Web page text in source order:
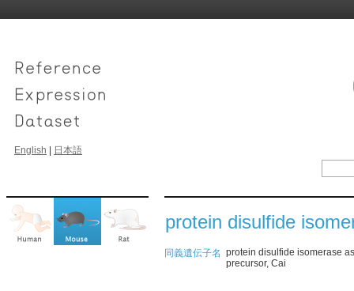
English 日本語
protein disulfide
同義遺伝子名 protein disulfide isomerase
precursor, Cai